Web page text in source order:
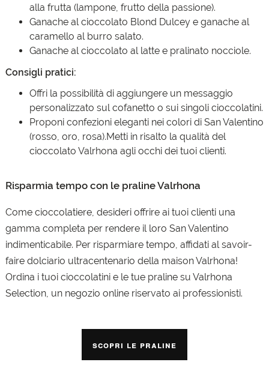
alla frutta (lampone, frutto della passione).
Ganache al cioccolato Blond Dulcey e ganache al
caramello al burro salato.
Ganache al cioccolato al latte e pralinato nocciole.
Consigli pratici:
Offri la possibilità di aggiungere un messaggio
personalizzato sul cofanetto o sui singoli cioccolatini.
Proponi confezioni eleganti nei colori di San Valentino
(rosso, oro, rosa).Metti in risalto la qualità del
cioccolato Valrhona agli occhi dei tuoi clienti.
Risparmia tempo con le praline Valrhona
Come cioccolatiere, desideri offrire ai tuoi clienti una
gamma completa per rendere il loro San Valentino
indimenticabile. Per risparmiare tempo, affidati al savoir-
faire dolciario ultracentenario della maison Valrhona!
Ordina i tuoi cioccolatini e le tue praline su Valrhona
Selection, un negozio online riservato ai professionisti.
Scopri le praline